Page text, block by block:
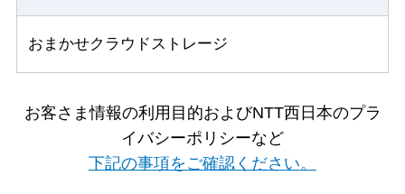
おまかせクラウドストレージ
お客さま情報の利用目的およびNTT西日本のプラ
イバシーポリシーなど
下記の事項をご確認ください。